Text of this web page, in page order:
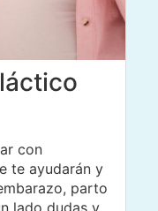
con
te ayudarán y
parto